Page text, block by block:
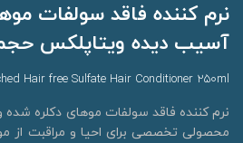
نرم کننده فاقد سولفات
آسیب دیده ویتاپلکس حجم 250 میلی
Hair free Sulfate Hair Conditioner 250ml
نرم کننده فاقد سولفات موهای دکلره
محصولی تخصصی برای احیا و مراقبت از